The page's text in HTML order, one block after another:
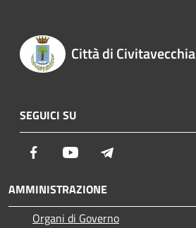
Città di Civitavecchia
SEGUICI SU
Facebook Youtube
AMMINISTRAZIONE
Organi di Governo